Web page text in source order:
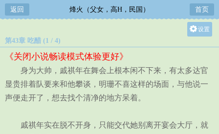
返回 烽火（父女，高H，民国） 首页
设置
中
小
第43章 吃醋 (1 / 4)
《关闭小说畅读模式体验更好》
身为大帅，戚祺年在舞会上根本闲不下来，有太多达官
显贵排着队要来和他攀谈，明珊不喜这样的场面，与他说一
声便走开了，想去找个清净的地方呆着。
戚祺年实在脱不开身，只能交代她别离开宴会大厅，就